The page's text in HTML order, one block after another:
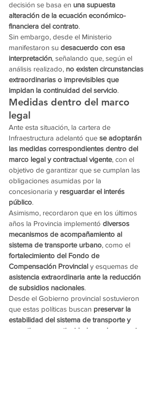
decisión se basa en una supuesta
alteración de la ecuación económico-
financiera del contrato.
Sin embargo, desde el Ministerio
manifestaron su desacuerdo con esa
interpretación, señalando que, según el
análisis realizado, no existen circunstancias
extraordinarias o imprevisibles que
impidan la continuidad del servicio.
Medidas dentro del marco
legal
Ante esta situación, la cartera de
Infraestructura adelantó que se adoptarán
las medidas correspondientes dentro del
marco legal y contractual vigente, con el
objetivo de garantizar que se cumplan las
obligaciones asumidas por la
concesionaria y resguardar el interés
público.
Asimismo, recordaron que en los últimos
años la Provincia implementó diversos
mecanismos de acompañamiento al
sistema de transporte urbano, como el
fortalecimiento del Fondo de
Compensación Provincial y esquemas de
asistencia extraordinaria ante la reducción
de subsidios nacionales.
Desde el Gobierno provincial sostuvieron
que estas políticas buscan preservar la
estabilidad del sistema de transporte y
garantizar su continuidad para los usuarios